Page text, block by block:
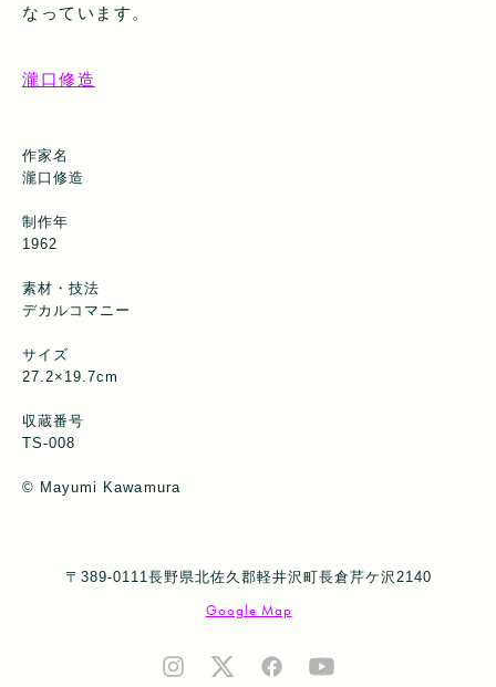
なっています。
瀧口修造
作家名
瀧口修造
制作年
1962
素材・技法
デカルコマニー
サイズ
27.2×19.7cm
収蔵番号
TS-008
© Mayumi Kawamura
〒389-0111長野県北佐久郡軽井沢町長倉芹ケ沢2140
Google Map